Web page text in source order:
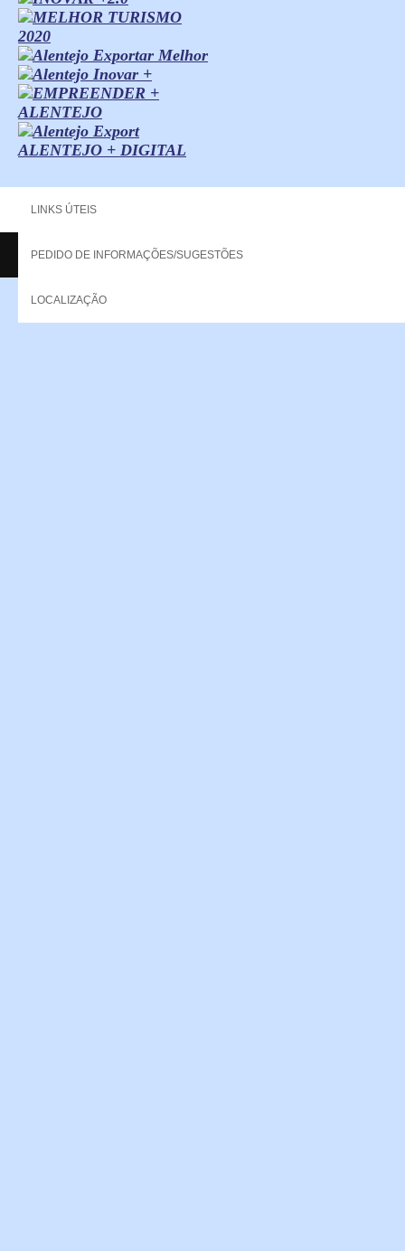
ALENTEJO + DIGITAL
LINKS ÚTEIS
PEDIDO DE INFORMAÇÕES/SUGESTÕES
LOCALIZAÇÃO
Copyright - 2013 NERPOR. All rights reserved.